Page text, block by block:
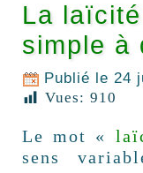
La
simple à
Publié le 24
Vues: 910
Le mot «
sens